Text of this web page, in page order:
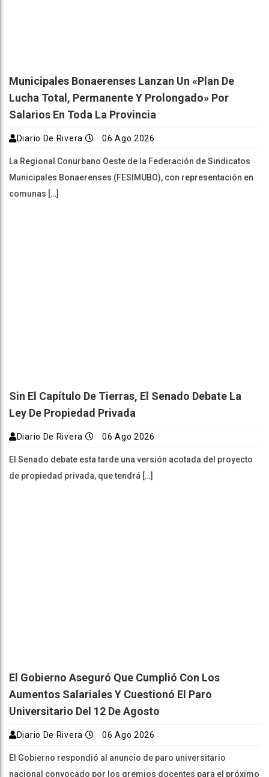
Municipales Bonaerenses Lanzan Un «plan De
Lucha Total, Permanente Y Prolongado» Por
Salarios En Toda La Provincia
Diario De Rivera 06 Ago 2026
La Regional Conurbano Oeste de la Federación de Sindicatos
Municipales Bonaerenses (FESIMUBO), con representación en
comunas […]
Sin El Capítulo De Tierras, El Senado Debate La
Ley De Propiedad Privada
Diario De Rivera 06 Ago 2026
El Senado debate esta tarde una versión acotada del proyecto
de propiedad privada, que tendrá […]
El Gobierno Aseguró Que Cumplió Con Los
Aumentos Salariales Y Cuestionó El Paro
Universitario Del 12 De Agosto
Diario De Rivera 06 Ago 2026
El Gobierno respondió al anuncio de paro universitario
nacional convocado por los gremios docentes para el próximo